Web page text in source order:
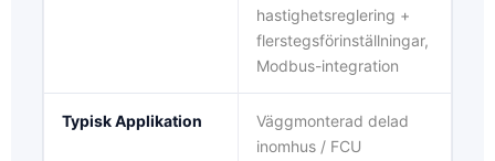
hastighetsreglering +
flerstegsförinställningar,
Modbus-integration
Typisk Applikation
Väggmonterad delad
inomhus / FCU
Namn
E-post